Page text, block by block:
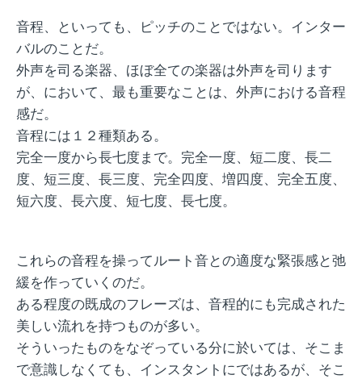
音程、といっても、ピッチのことではない。インター
バルのことだ。
外声を司る楽器、ほぼ全ての楽器は外声を司ります
が、において、最も重要なことは、外声における音程
感だ。
音程には１２種類ある。
完全一度から長七度まで。完全一度、短二度、長二
度、短三度、長三度、完全四度、増四度、完全五度、
短六度、長六度、短七度、長七度。
これらの音程を操ってルート音との適度な緊張感と弛
緩を作っていくのだ。
ある程度の既成のフレーズは、音程的にも完成された
美しい流れを持つものが多い。
そういったものをなぞっている分に於いては、そこま
で意識しなくても、インスタントにではあるが、そこ